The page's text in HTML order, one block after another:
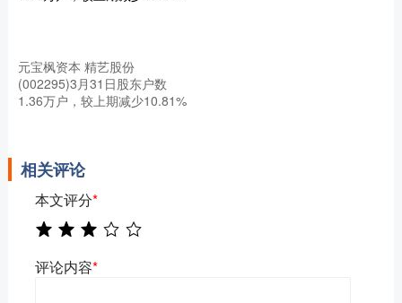
元宝枫资本 精艺股份
(002295)3月31日股东户数
1.36万户，较上期减少10.81%
相关评论
本文评分*
评论内容*